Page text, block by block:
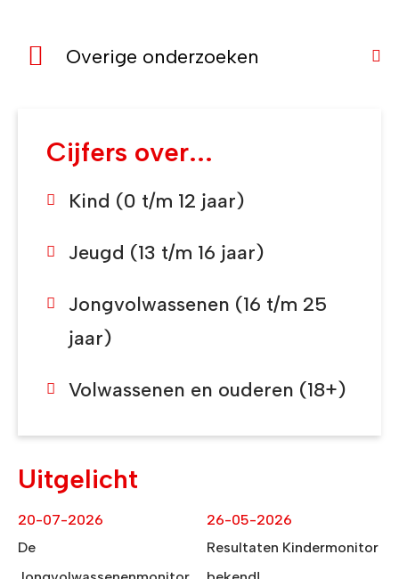
Overige onderzoeken
Cijfers over...
Kind (0 t/m 12 jaar)
Jeugd (13 t/m 16 jaar)
Jongvolwassenen (16 t/m 25
jaar)
Volwassenen en ouderen (18+)
Uitgelicht
De
20-07-2026
Resultaten Kindermonitor
26-05-2026